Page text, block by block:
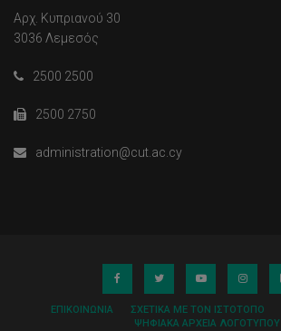
Αρχ. Κυπριανού 30
3036 Λεμεσός
2500 2500
2500 2750
administration@cut.ac.cy
ΕΠΙΚΟΙΝΩΝΊΑ ΣΧΕΤΙΚΆ ΜΕ ΤΟΝ ΙΣΤΌΤΟΠΟ
ΨΗΦΙΑΚΆ ΑΡΧΕΊΑ ΛΟΓΌΤΥΠΟΥ